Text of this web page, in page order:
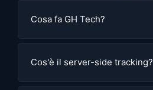
Cosa fa GH Tech?
Cos'è il server-side tracking?